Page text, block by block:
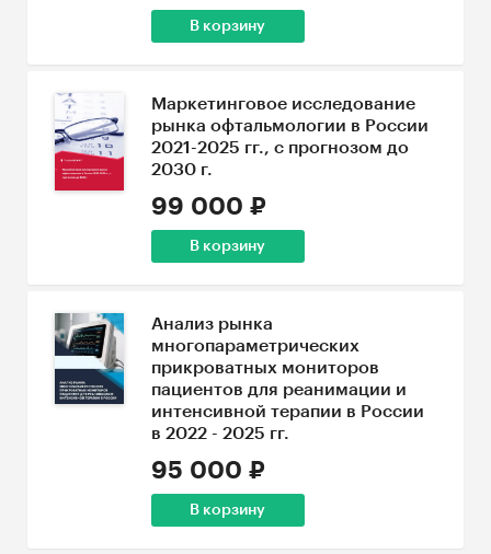
В корзину
Маркетинговое исследование
рынка офтальмологии в России
2021-2025 гг., с прогнозом до
2030 г.
99 000 ₽
В корзину
Анализ рынка
многопараметрических
прикроватных мониторов
пациентов для реанимации и
интенсивной терапии в России
в 2022 - 2025 гг.
95 000 ₽
В корзину